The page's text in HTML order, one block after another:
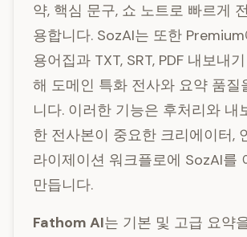
약, 핵심 문구, 쇼 노트로 빠르게
용합니다. SozAI는 또한
용어집과 TXT, SRT, PDF 내보내
해 도메인 특화 전사와 요약 품질
니다. 이러한 기능은 후처리와 내
한 전사본이 중요한 크리에이터,
라이제이션 워크플로에 SozAI를
만듭니다.
Fathom AI는 기본 및 고급 요약